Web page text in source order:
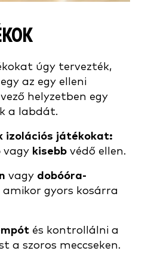
úgy tervezték,
az egy elleni
helyzetben egy
a labdát.
izolációs játékokat:
vagy kisebb védő ellen.
vagy dobóóra-
amikor gyors kosárra
és kontrollálni a
a szoros meccseken.